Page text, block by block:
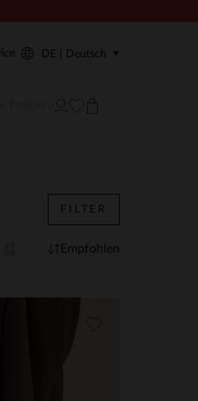
DE | Deutsch
FILTER
Empfohlen